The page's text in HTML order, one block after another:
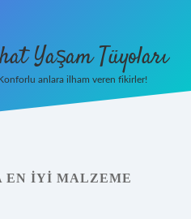
Yaşam Tüyoları
anlara ilham veren fikirler!
EN IYI MALZEME